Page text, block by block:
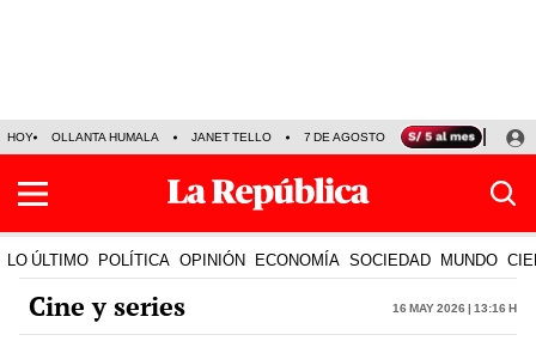
HOY OLLANTA HUMALA JANET TELLO 7 DE AGOSTO TINKA RESULTADOS
LO ÚLTIMO POLÍTICA OPINIÓN ECONOMÍA SOCIEDAD MUNDO
Cine y series 16 May 2026 | 13:16 h